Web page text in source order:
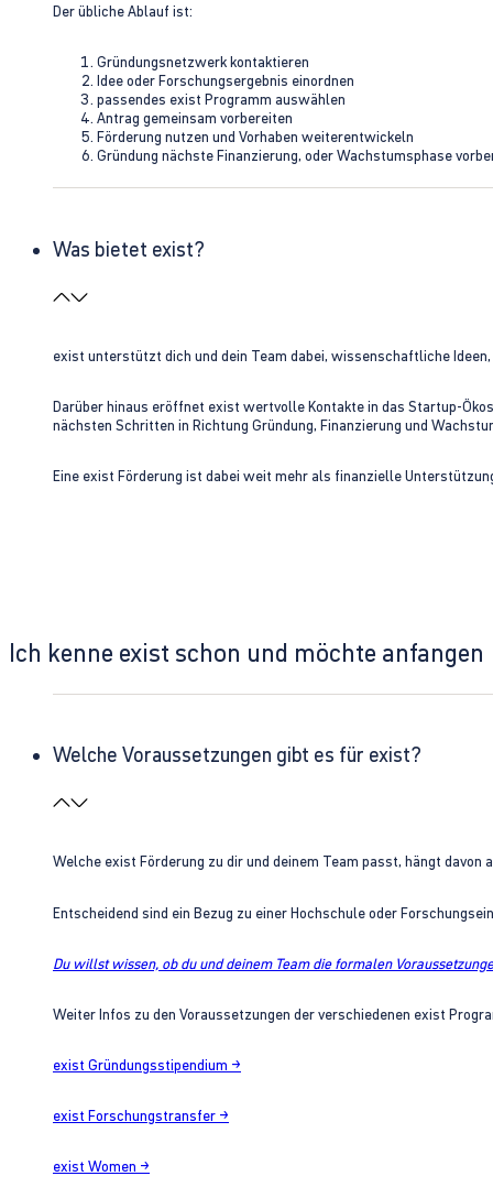
Der übliche Ablauf ist:
Gründungsnetzwerk kontaktieren
Idee oder Forschungsergebnis einordnen
passendes exist Programm auswählen
Antrag gemeinsam vorbereiten
Förderung nutzen und Vorhaben weiterentwickeln
Gründung nächste Finanzierung, oder Wachstumsphase
Was bietet exist?
exist unterstützt dich und dein Team dabei, wissenschaftliche
Darüber hinaus eröffnet exist wertvolle Kontakte in das Startup-
nächsten Schritten in Richtung Gründung, Finanzierung und
Eine exist Förderung ist dabei weit mehr als finanzielle
Ich kenne exist schon und möchte anfangen
Welche Voraussetzungen gibt es für exist?
Welche exist Förderung zu dir und deinem Team passt, hängt
Entscheidend sind ein Bezug zu einer Hochschule oder
Du willst wissen, ob du und deinem Team die formalen
Weiter Infos zu den Voraussetzungen der verschiedenen exist
exist Gründungsstipendium →
exist Forschungstransfer →
exist Women →